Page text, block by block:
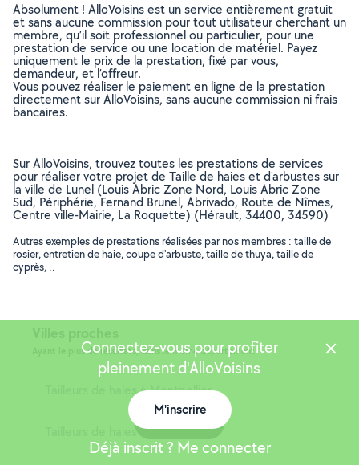
Absolument ! AlloVoisins est un service entièrement gratuit
et sans aucune commission pour tout utilisateur cherchant un
membre, qu’il soit professionnel ou particulier, pour une
prestation de service ou une location de matériel. Payez
uniquement le prix de la prestation, fixé par vous,
demandeur, et l’offreur.
Vous pouvez réaliser le paiement en ligne de la prestation
directement sur AlloVoisins, sans aucune commission ni frais
bancaires.
Sur AlloVoisins, trouvez toutes les prestations de services
pour réaliser votre projet de Taille de haies et d'arbustes sur
la ville de Lunel (Louis Abric Zone Nord, Louis Abric Zone
Sud, Périphérie, Fernand Brunel, Abrivado, Route de Nîmes,
Centre ville-Mairie, La Roquette) (Hérault, 34400, 34590)
Autres exemples de prestations réalisées par nos membres : taille de
rosier, entretien de haie, coupe d'arbuste, taille de thuya, taille de
cyprès, ..
Ayant le plus de résultats, dans le même département
Tailleurs de haies à Montpellier
Tailleurs de haies à Béziers
Connectez-vous pour profiter
pleinement d'AlloVoisins
M'inscrire
Déjà inscrit ? Me connecter